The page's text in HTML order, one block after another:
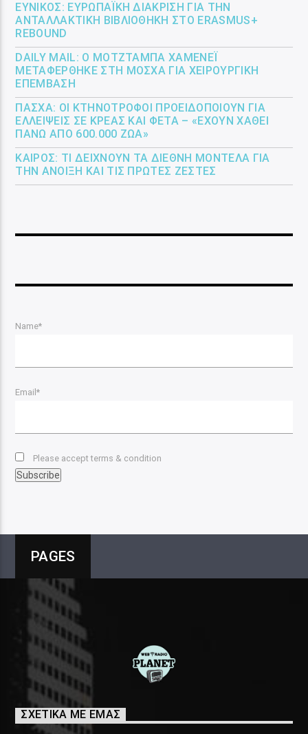
ΕΎΝΙΚΟΣ: ΕΥΡΩΠΑΪΚΉ ΔΙΆΚΡΙΣΗ ΓΙΑ ΤΗΝ
ΑΝΤΑΛΛΑΚΤΙΚΉ ΒΙΒΛΙΟΘΉΚΗ ΣΤΟ ERASMUS+
REBOUND
DAILY MAIL: Ο ΜΟΤΖΤΆΜΠΑ ΧΑΜΕΝΕΪ́
ΜΕΤΑΦΈΡΘΗΚΕ ΣΤΗ ΜΌΣΧΑ ΓΙΑ ΧΕΙΡΟΥΡΓΙΚΉ
ΕΠΈΜΒΑΣΗ
ΠΆΣΧΑ: ΟΙ ΚΤΗΝΟΤΡΌΦΟΙ ΠΡΟΕΙΔΟΠΟΙΟΎΝ ΓΙΑ
ΕΛΛΕΊΨΕΙΣ ΣΕ ΚΡΈΑΣ ΚΑΙ ΦΈΤΑ – «ΈΧΟΥΝ ΧΑΘΕΊ
ΠΆΝΩ ΑΠΌ 600.000 ΖΏΑ»
ΚΑΙΡΌΣ: ΤΙ ΔΕΊΧΝΟΥΝ ΤΑ ΔΙΕΘΝΉ ΜΟΝΤΈΛΑ ΓΙΑ
ΤΗΝ ΆΝΟΙΞΗ ΚΑΙ ΤΙΣ ΠΡΏΤΕΣ ΖΈΣΤΕΣ
Name*
Email*
Please accept terms & condition
PAGES
ΣΧΕΤΙΚΑ ΜΕ ΕΜΑΣ